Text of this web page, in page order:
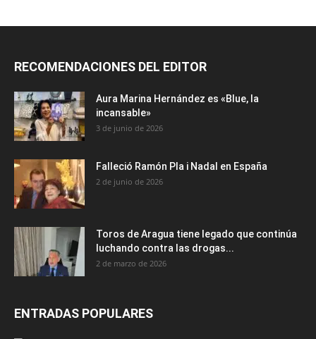
RECOMENDACIONES DEL EDITOR
Aura Marina Hernández es «Blue, la
incansable»
3 de junio de 2026
Falleció Ramón Pla i Nadal en España
2 de junio de 2026
Toros de Aragua tiene legado que continúa
luchando contra las drogas...
2 de marzo de 2026
ENTRADAS POPULARES